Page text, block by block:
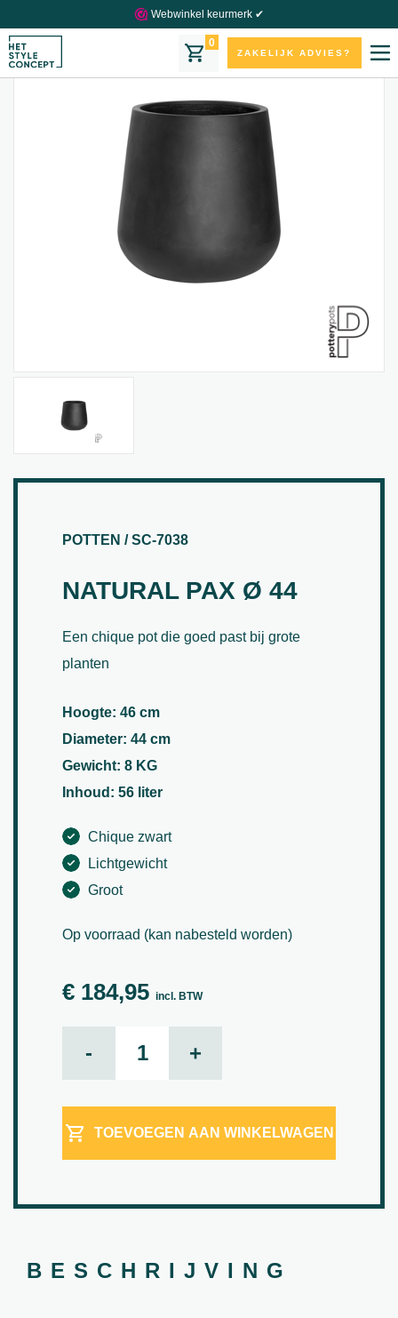
Webwinkel keurmerk ✔
0
ZAKELIJK ADVIES?
POTTEN / SC-7038
NATURAL PAX Ø 44
Een chique pot die goed past bij grote
planten
Hoogte: 46 cm
Diameter: 44 cm
Gewicht: 8 KG
Inhoud: 56 liter
Chique zwart
Lichtgewicht
Groot
Op voorraad (kan nabesteld worden)
€ 184,95 incl. BTW
- +
TOEVOEGEN AAN WINKELWAGEN
BESCHRIJVING